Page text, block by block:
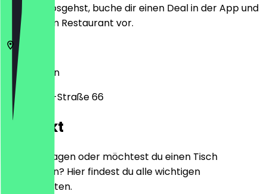
Bevor du losgehst, buche dir einen Deal in der App und
zeige ihn im Restaurant vor.
12055
Berlin
Karl-Marx-Straße 66
Kontakt
Hast du Fragen oder möchtest du einen Tisch
reservieren? Hier findest du alle wichtigen
Kontaktdaten.